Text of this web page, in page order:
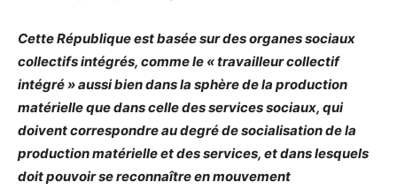
Cette République est basée sur des organes sociaux
collectifs intégrés, comme le « travailleur collectif
intégré » aussi bien dans la sphère de la production
matérielle que dans celle des services sociaux, qui
doivent correspondre au degré de socialisation de la
production matérielle et des services, et dans lesquels
doit pouvoir se reconnaître en mouvement